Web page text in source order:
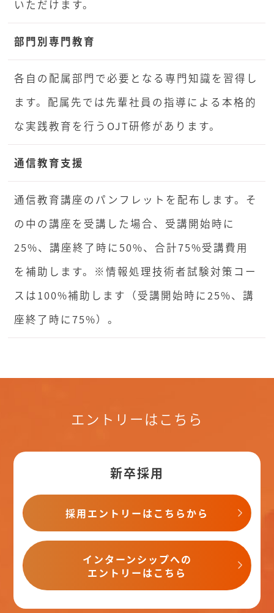
いただけます。
部門別専門教育
各自の配属部門で必要となる専門知識を習得し
ます。配属先では先輩社員の指導による本格的
な実践教育を行うOJT研修があります。
通信教育支援
通信教育講座のパンフレットを配布します。そ
の中の講座を受講した場合、受講開始時に
25%、講座終了時に50%、合計75%受講費用
を補助します。※情報処理技術者試験対策コー
スは100%補助します（受講開始時に25%、講
座終了時に75%）。
エントリーはこちら
新卒採用
採用エントリーはこちらから
インターンシップへの
エントリーはこちら